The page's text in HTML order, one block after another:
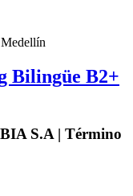
Bilingüe B2+
S.A | Término